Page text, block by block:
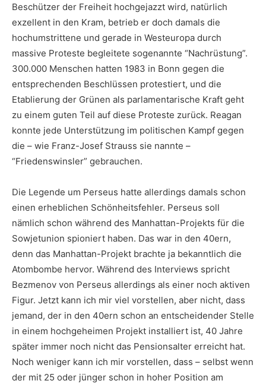
Beschützer der Freiheit hochgejazzt wird, natürlich
exzellent in den Kram, betrieb er doch damals die
hochumstrittene und gerade in Westeuropa durch
massive Proteste begleitete sogenannte “Nachrüstung”.
300.000 Menschen hatten 1983 in Bonn gegen die
entsprechenden Beschlüssen protestiert, und die
Etablierung der Grünen als parlamentarische Kraft geht
zu einem guten Teil auf diese Proteste zurück. Reagan
konnte jede Unterstützung im politischen Kampf gegen
die – wie Franz-Josef Strauss sie nannte –
“Friedenswinsler” gebrauchen.
Die Legende um Perseus hatte allerdings damals schon
einen erheblichen Schönheitsfehler. Perseus soll
nämlich schon während des Manhattan-Projekts für die
Sowjetunion spioniert haben. Das war in den 40ern,
denn das Manhattan-Projekt brachte ja bekanntlich die
Atombombe hervor. Während des Interviews spricht
Bezmenov von Perseus allerdings als einer noch aktiven
Figur. Jetzt kann ich mir viel vorstellen, aber nicht, dass
jemand, der in den 40ern schon an entscheidender Stelle
in einem hochgeheimen Projekt installiert ist, 40 Jahre
später immer noch nicht das Pensionsalter erreicht hat.
Noch weniger kann ich mir vorstellen, dass – selbst wenn
der mit 25 oder jünger schon in hoher Position am